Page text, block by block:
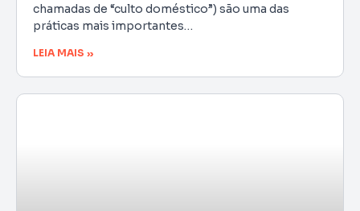
chamadas de “culto doméstico”) são uma das
práticas mais importantes…
LEIA MAIS »